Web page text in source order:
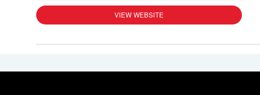
VIEW WEBSITE